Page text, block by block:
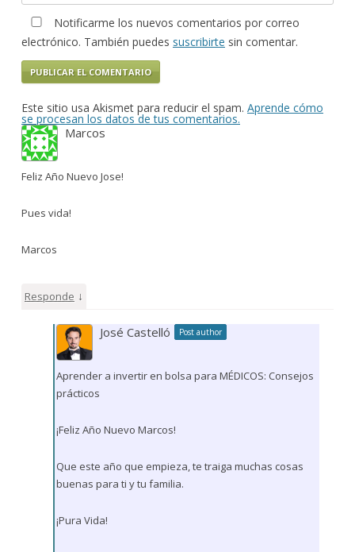
Notificarme los nuevos comentarios por correo
electrónico. También puedes suscribirte sin comentar.
Este sitio usa Akismet para reducir el spam. Aprende cómo
se procesan los datos de tus comentarios.
Marcos
Feliz Año Nuevo Jose!
Pues vida!
Marcos
Responde ↓
José Castelló Post author
Aprender a invertir en bolsa para MÉDICOS: Consejos
prácticos
¡Feliz Año Nuevo Marcos!
Que este año que empieza, te traiga muchas cosas
buenas para ti y tu familia.
¡Pura Vida!